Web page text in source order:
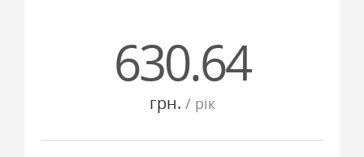
630.64
грн. / рiк